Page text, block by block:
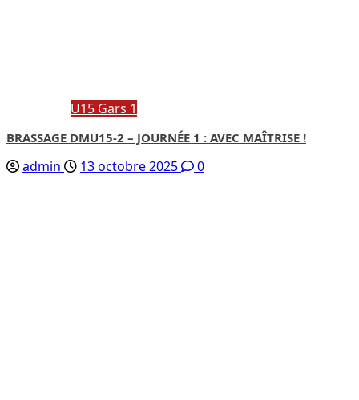
U15 Gars 1
BRASSAGE DMU15-2 – JOURNÉE 1 : AVEC MAÎTRISE !
admin 13 octobre 2025 0